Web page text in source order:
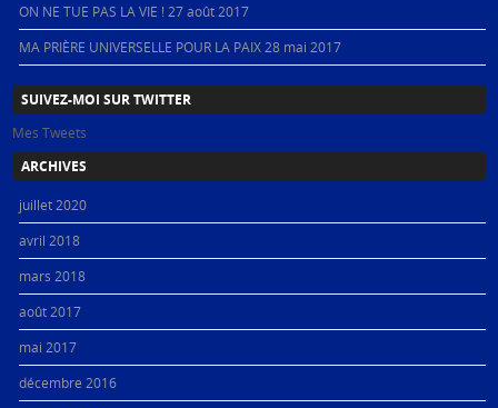
ON NE TUE PAS LA VIE ! 27 août 2017
MA PRIÈRE UNIVERSELLE POUR LA PAIX 28 mai 2017
SUIVEZ-MOI SUR TWITTER
Mes Tweets
ARCHIVES
juillet 2020
avril 2018
mars 2018
août 2017
mai 2017
décembre 2016